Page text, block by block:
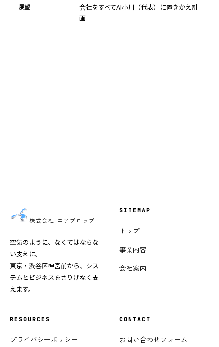
展望
会社をすべてAI小川（代表）に置きかえ計
画
株式会社 エアプロップ
空気のように、なくてはならな
い支えに。
東京・渋谷区神宮前から、シス
テムとビジネスをさりげなく支
えます。
SITEMAP
トップ
事業内容
会社案内
RESOURCES
プライバシーポリシー
CONTACT
お問い合わせフォーム